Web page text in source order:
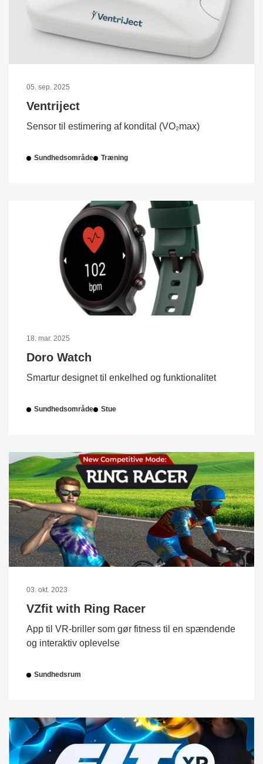
05. sep. 2025
Ventriject
Sensor til estimering af kondital (VO₂max)
Sundhedsområde Træning
18. mar. 2025
Doro Watch
Smartur designet til enkelhed og funktionalitet
Sundhedsområde Stue
03. okt. 2023
VZfit with Ring Racer
App til VR-briller som gør fitness til en spændende
og interaktiv oplevelse
Sundhedsrum